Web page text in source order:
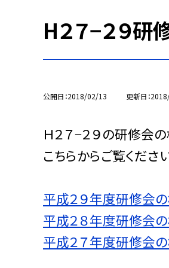
H２７−２９研
公開日 2018/02/13 更新日
Ｈ２７−２９の研修会
こちらからご覧ください
平成２９年度研修会
平成２８年度研修会
平成２７年度研修会